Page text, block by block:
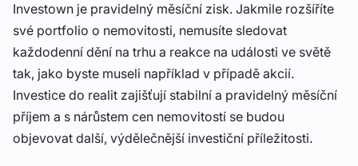
Investown je pravidelný měsíční zisk. Jakmile rozšíříte
své portfolio o nemovitosti, nemusíte sledovat
každodenní dění na trhu a reakce na události ve světě
tak, jako byste museli například v případě akcií.
Investice do realit zajišťují stabilní a pravidelný měsíční
příjem a s nárůstem cen nemovitostí se budou
objevovat další, výdělečnější investiční příležitosti.